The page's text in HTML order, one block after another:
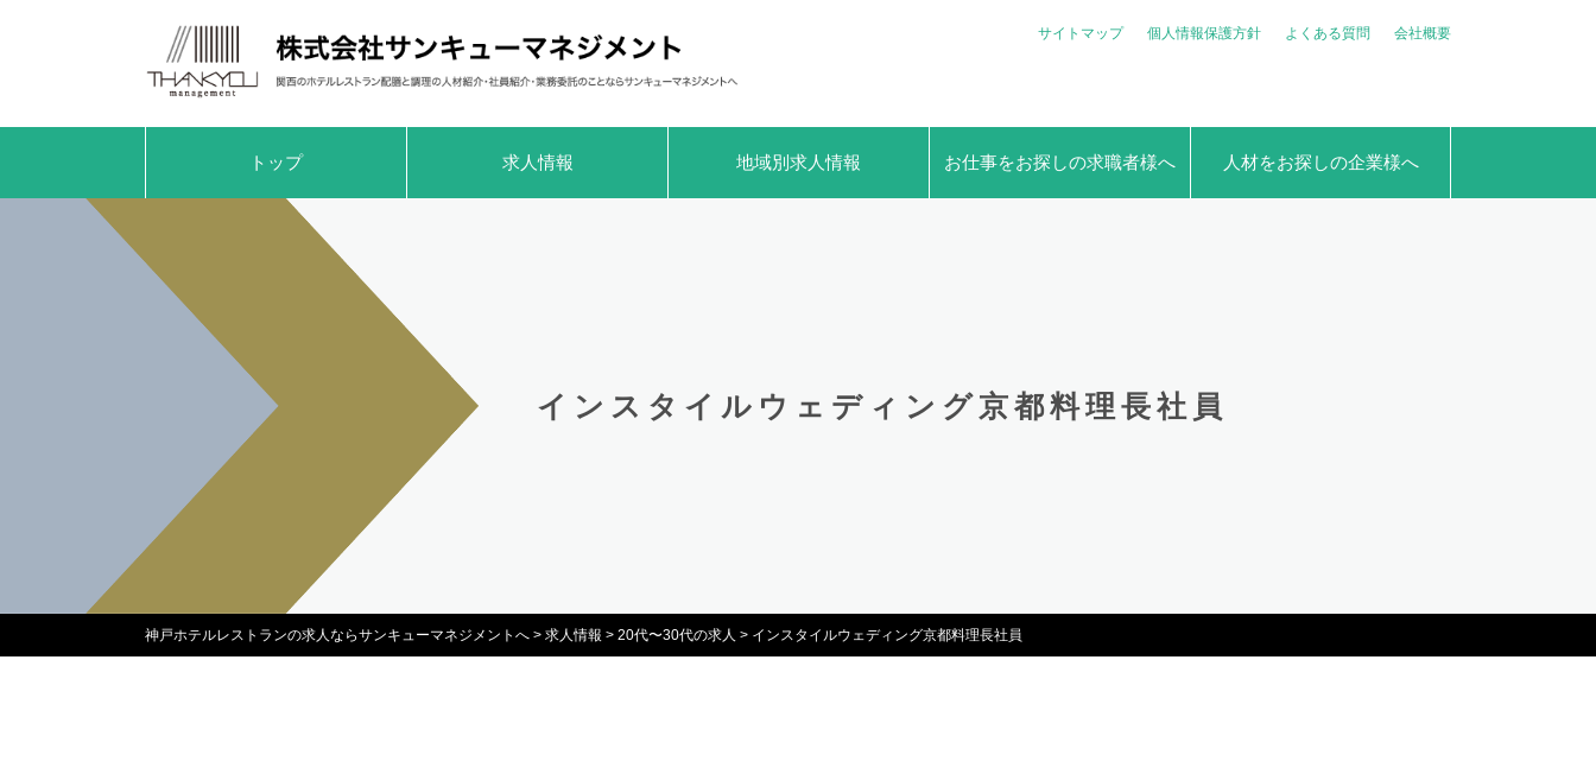
サイトマップ 個人情報保護方針 よくある質問 会社概要
トップ 求人情報 地域別求人情報 お仕事をお探しの求職者様へ 人材をお探しの企業様へ
インスタイルウェディング京都料理長社員
神戸ホテルレストランの求人ならサンキューマネジメントへ > 求人情報 > 20代〜30代の求人 > インスタイルウェディング京都料理長社員